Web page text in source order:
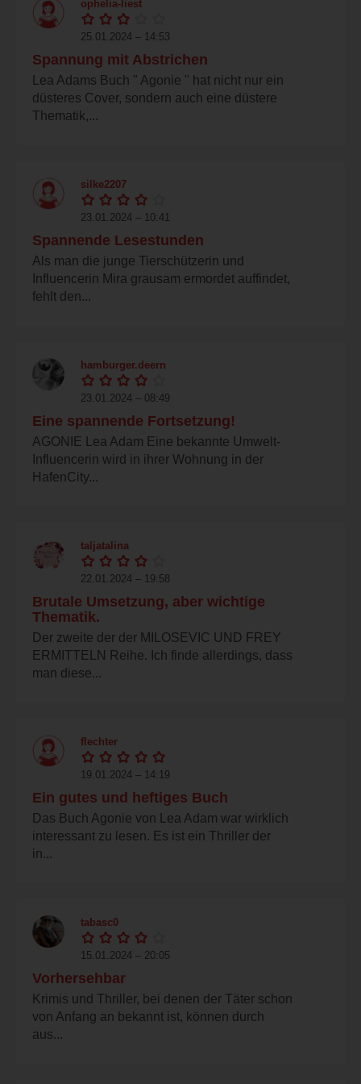
ophelia-liest
25.01.2024 – 14:53
Spannung mit Abstrichen
Lea Adams Buch " Agonie " hat nicht nur ein
düsteres Cover, sondern auch eine düstere
Thematik,...
silke2207
23.01.2024 – 10:41
Spannende Lesestunden
Als man die junge Tierschützerin und
Influencerin Mira grausam ermordet auffindet,
fehlt den...
hamburger.deern
23.01.2024 – 08:49
Eine spannende Fortsetzung!
AGONIE Lea Adam Eine bekannte Umwelt-
Influencerin wird in ihrer Wohnung in der
HafenCity...
taljatalina
22.01.2024 – 19:58
Brutale Umsetzung, aber wichtige
Thematik.
Der zweite der der MILOSEVIC UND FREY
ERMITTELN Reihe. Ich finde allerdings, dass
man diese...
flechter
19.01.2024 – 14:19
Ein gutes und heftiges Buch
Das Buch Agonie von Lea Adam war wirklich
interessant zu lesen. Es ist ein Thriller der
in...
tabasc0
15.01.2024 – 20:05
Vorhersehbar
Krimis und Thriller, bei denen der Täter schon
von Anfang an bekannt ist, können durch
aus...